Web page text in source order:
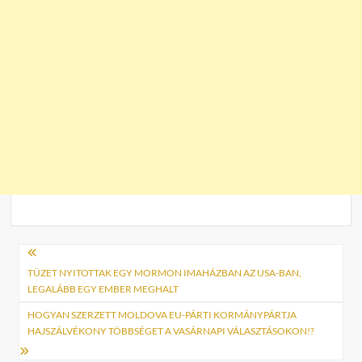
Bejegyzés
navigáció
TÜZET NYITOTTAK EGY MORMON IMAHÁZBAN AZ USA-BAN,
LEGALÁBB EGY EMBER MEGHALT
HOGYAN SZERZETT MOLDOVA EU-PÁRTI KORMÁNYPÁRTJA
HAJSZÁLVÉKONY TÖBBSÉGET A VASÁRNAPI VÁLASZTÁSOKON!?